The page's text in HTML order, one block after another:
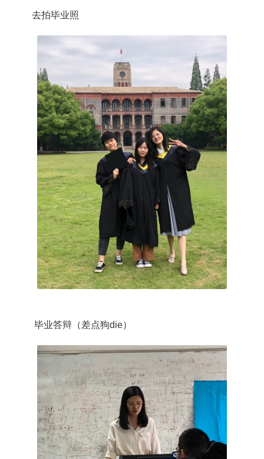
去拍毕业照
毕业答辩（差点狗die）